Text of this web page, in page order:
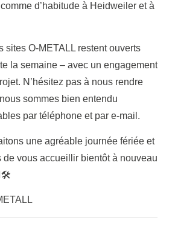
d’habitude à Heidweiler et à
sites O-METALL restent ouverts
la semaine – avec un engagement
N’hésitez pas à nous rendre
sommes bien entendu
par téléphone et par e-mail.
une agréable journée fériée et
de vous accueillir bientôt à nouveau